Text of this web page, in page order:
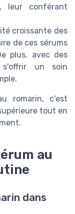
leur conférant
croissante des
de ces sérums
plus, avec des
s'offrir un soin
romarin, c'est
tout en
au
dans